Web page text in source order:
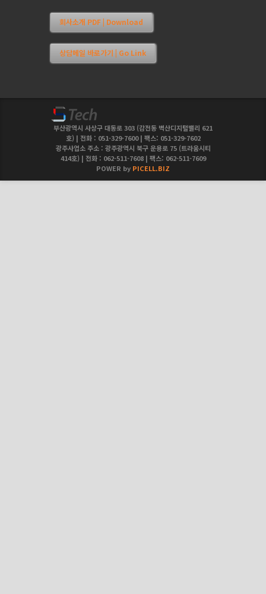
회사소개 PDF | Download
상담메일 바로가기 | Go Link
부산광역시 사상구 대동로 303 (감전동 벽산디지털밸리 621
호) | 전화 : 051-329-7600 | 팩스: 051-329-7602
광주사업소 주소 : 광주광역시 북구 운용로 75 (트라움시티
414호) | 전화 : 062-511-7608 | 팩스: 062-511-7609
POWER by PICELL.BIZ